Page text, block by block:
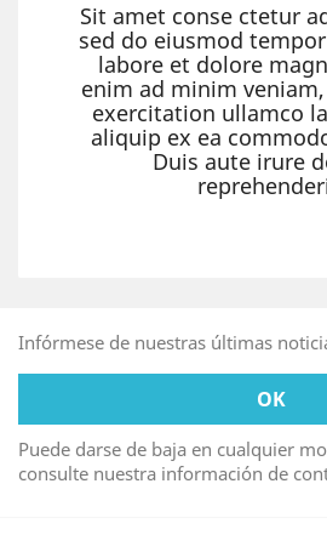
Sit amet conse ctetur
sed do eiusmod
labore et dolore
enim ad minim
exercitation ullamco
aliquip ex ea
Duis aute irure
Infórmese de nuestras últimas
Puede darse de baja en cualquier
consulte nuestra información de